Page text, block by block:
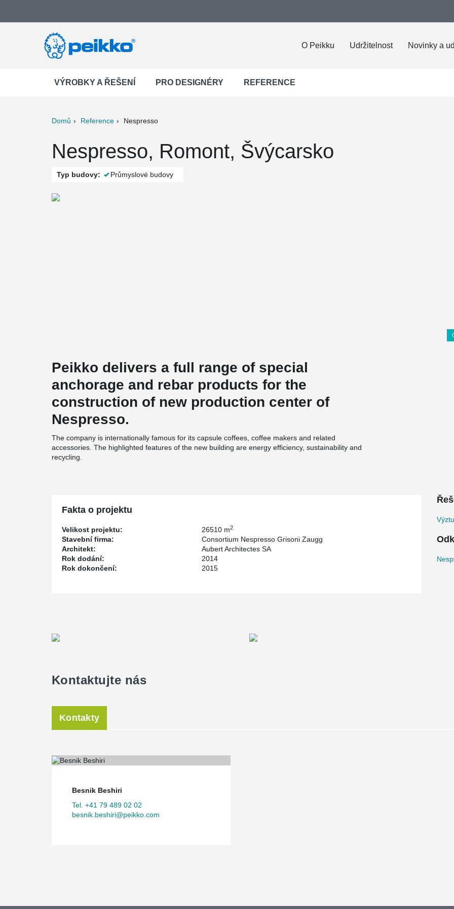
O Peikku Udržitelnost Novinky a
VÝROBKY A ŘEŠENÍ PRO DESIGNÉRY REFERENCE
Domů Reference Nespresso
Nespresso, Romont, Švýcarsko
Typ budovy: Průmyslové budovy
Peikko delivers a full range of special
anchorage and rebar products for the
construction of new production center of
Nespresso.
The company is internationally famous for its capsule coffees, coffee makers and related
accessories. The highlighted features of the new building are energy efficiency, sustainability and
recycling.
Fakta o projektu
Velikost projektu: 26510 m2
Stavební firma:
Consortium Nespresso Grisoni Zaugg
Architekt:
Aubert Architectes SA
Rok dodání:
2014
Rok dokončení:
2015
Kontaktujte nás
Kontakty
Besnik Beshiri
Tel. +41 79 489 02 02
besnik.beshiri@peikko.com